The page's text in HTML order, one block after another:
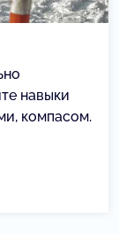
навыки
компасом.